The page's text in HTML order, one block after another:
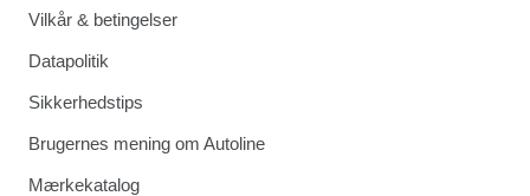
Vilkår & betingelser
Datapolitik
Sikkerhedstips
Brugernes mening om Autoline
Mærkekatalog